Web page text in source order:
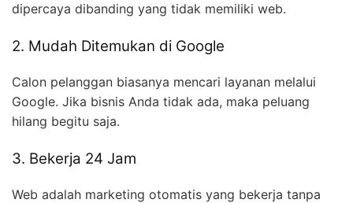
dipercaya dibanding yang tidak memiliki web.
2. Mudah Ditemukan di Google
Calon pelanggan biasanya mencari layanan melalui
Google. Jika bisnis Anda tidak ada, maka peluang
hilang begitu saja.
3. Bekerja 24 Jam
Web adalah marketing otomatis yang bekerja tanpa